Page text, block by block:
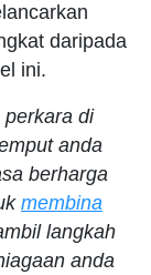
daripada
ini.
perkara di
anda
berharga
membina
langkah
anda